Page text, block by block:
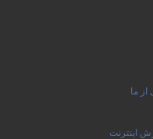
از ما
اینترنت